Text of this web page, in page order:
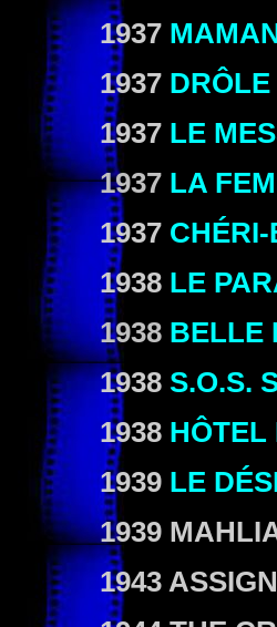
1937
1937
1937 LE
1937 LA
1937
1938 LE
1938 BELLE
1938 S.O.S.
1938 HÔTEL
1939 LE
1939
1943